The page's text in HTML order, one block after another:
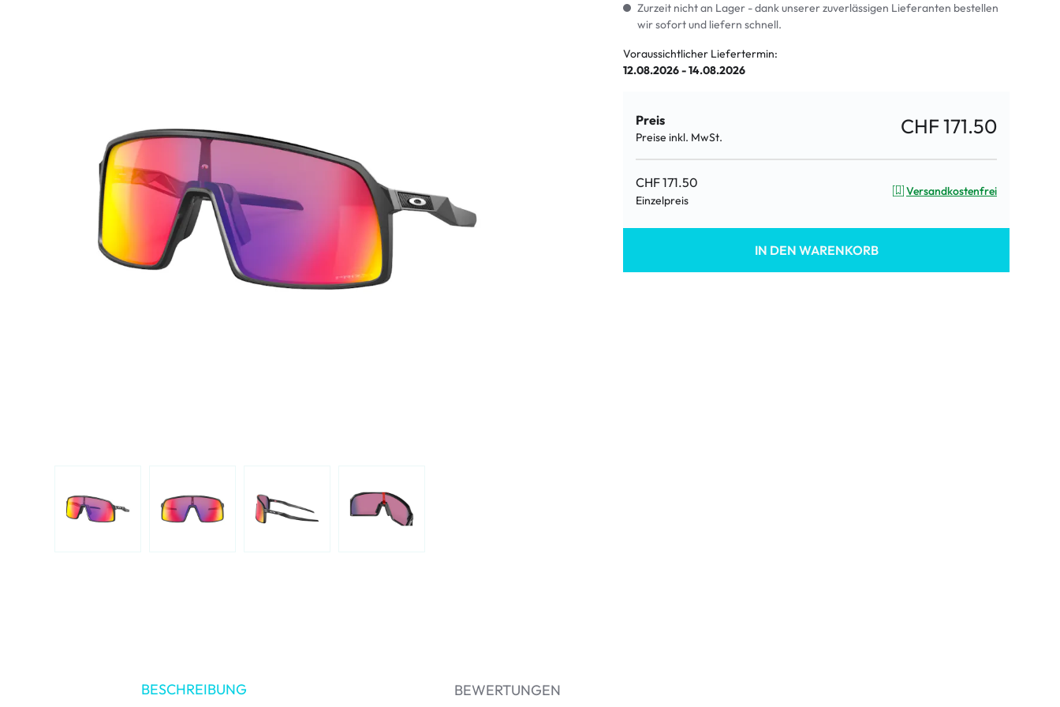
Proclear
SofLens
Zurzeit nicht an Lager - dank unserer zuverlässigen Lieferanten bestellen
wir sofort und liefern schnell.
Voraussichtlicher Liefertermin:
12.08.2026 - 14.08.2026
Preis
Preise inkl. MwSt. CHF 171.50
CHF 171.50
Einzelpreis
Versandkostenfrei
IN DEN WARENKORB
BESCHREIBUNG BEWERTUNGEN